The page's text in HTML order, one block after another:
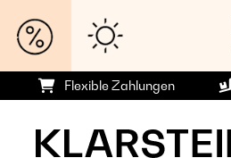
Flexible Zahlungen